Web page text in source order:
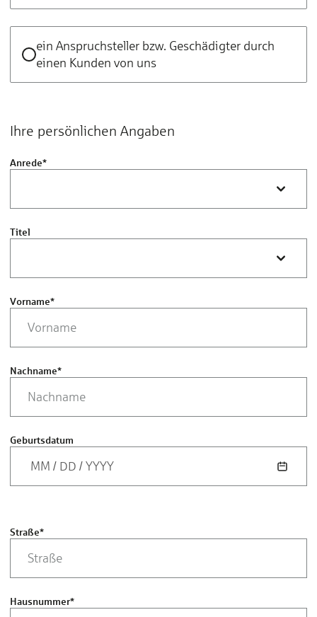
ein Anspruchsteller bzw. Geschädigter durch
einen Kunden von uns
Ihre persönlichen Angaben
Anrede*
Titel
Vorname*
Nachname*
Geburtsdatum
MM / DD /YYYY
Straße*
Hausnummer*